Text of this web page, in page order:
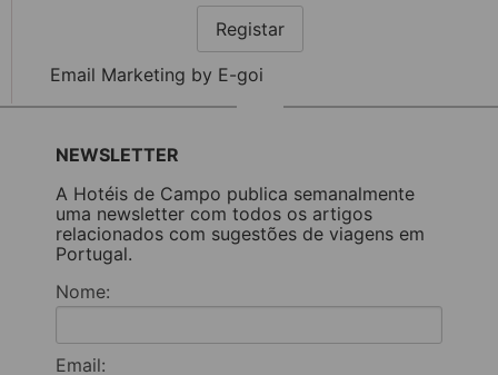
Registar
Email Marketing by E-goi
NEWSLETTER
A Hotéis de Campo publica semanalmente
uma newsletter com todos os artigos
relacionados com sugestões de viagens em
Portugal.
Nome:
Email: